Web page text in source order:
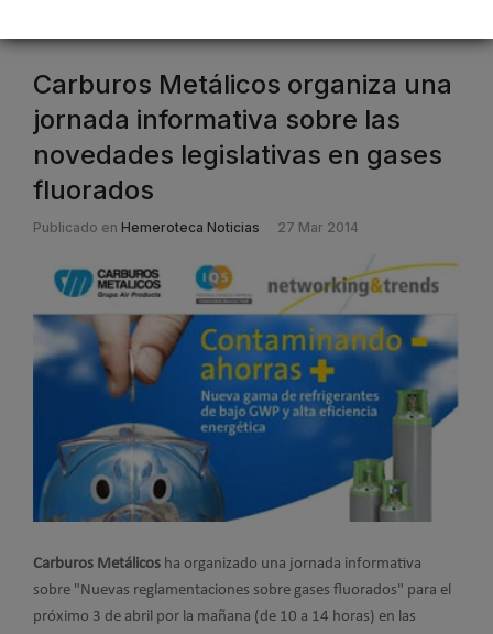
Carburos Metálicos organiza una
jornada informativa sobre las
novedades legislativas en gases
fluorados
Publicado en Hemeroteca Noticias 27 Mar 2014
Carburos Metálicos ha organizado una jornada informativa
sobre "Nuevas reglamentaciones sobre gases fluorados" para el
próximo 3 de abril por la mañana (de 10 a 14 horas) en las